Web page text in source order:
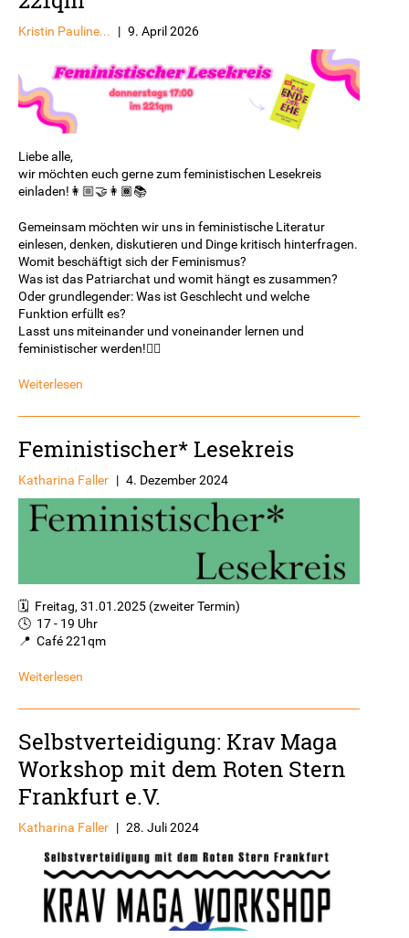
Kristin Pauline... | 9. April 2026
Liebe alle,
wir möchten euch gerne zum feministischen Lesekreis
einladen!👩🏼‍🤝‍👩🏾📚
Gemeinsam möchten wir uns in feministische Literatur
einlesen, denken, diskutieren und Dinge kritisch hinterfragen.
Womit beschäftigt sich der Feminismus?
Was ist das Patriarchat und womit hängt es zusammen?
Oder grundlegender: Was ist Geschlecht und welche
Funktion erfüllt es?
Lasst uns miteinander und voneinander lernen und
feministischer werden!✊🏿
Weiterlesen
Feministischer* Lesekreis
Katharina Faller | 4. Dezember 2024
🗓️ Freitag, 31.01.2025 (zweiter Termin)
🕓 17 - 19 Uhr
📍 Café 221qm
Weiterlesen
Selbstverteidigung: Krav Maga
Workshop mit dem Roten Stern
Frankfurt e.V.
Katharina Faller | 28. Juli 2024